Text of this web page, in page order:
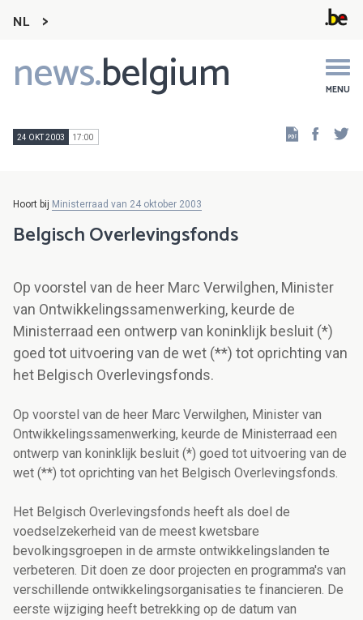
NL
news.belgium MENU
Main
navigation
24 OKT 2003 17:00
Hoort bij Ministerraad van 24 oktober 2003
Belgisch Overlevingsfonds
Op voorstel van de heer Marc Verwilghen, Minister
van Ontwikkelingssamenwerking, keurde de
Ministerraad een ontwerp van koninklijk besluit (*)
goed tot uitvoering van de wet (**) tot oprichting van
het Belgisch Overlevingsfonds.
Op voorstel van de heer Marc Verwilghen, Minister van
Ontwikkelingssamenwerking, keurde de Ministerraad een
ontwerp van koninklijk besluit (*) goed tot uitvoering van de
wet (**) tot oprichting van het Belgisch Overlevingsfonds.
Het Belgisch Overlevingsfonds heeft als doel de
voedselzekerheid van de meest kwetsbare
bevolkingsgroepen in de armste ontwikkelingslanden te
verbeteren. Dit doen ze door projecten en programma's van
verschillende ontwikkelingsorganisaties te financieren. De
eerste wijziging heeft betrekking op de datum van